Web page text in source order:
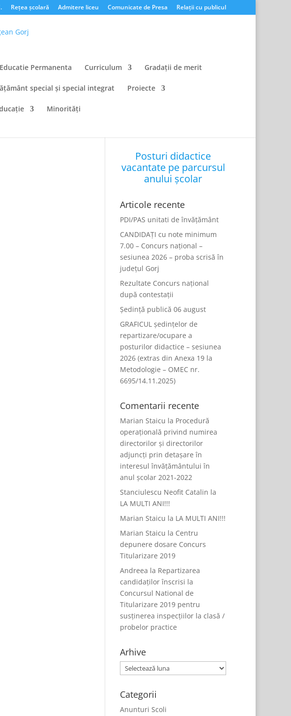
Rețea școlară Admitere liceu Comunicate de Presa Relații cu publicul
Educatie Permanenta Curriculum Gradații de merit
special și special integrat Proiecte
Minorități
Posturi didactice
vacantate pe parcursul
anului școlar
Articole recente
PDI/PAS unitati de învățământ
CANDIDAȚI cu note minimum
7.00 – Concurs național –
sesiunea 2026 – proba scrisă în
județul Gorj
Rezultate Concurs național
după contestații
Ședință publică 06 august
GRAFICUL ședințelor de
repartizare/ocupare a
posturilor didactice – sesiunea
2026 (extras din Anexa 19 la
Metodologie – OMEC nr.
6695/14.11.2025)
Comentarii recente
Marian Staicu la Procedură
operațională privind numirea
directorilor și directorilor
adjuncți prin detașare în
interesul învățământului în
anul școlar 2021-2022
Stanciulescu Neofit Catalin la
LA MULTI ANI!!!
Marian Staicu la LA MULTI ANI!!!
Marian Staicu la Centru
depunere dosare Concurs
Titularizare 2019
Andreea la Repartizarea
candidaților înscrisi la
Concursul National de
Titularizare 2019 pentru
susținerea inspecțiilor la clasă /
probelor practice
Arhive
Arhive
Categorii
Anunturi Scoli